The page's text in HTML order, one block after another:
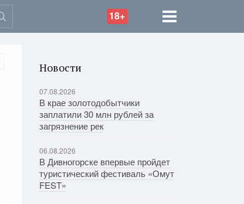
18+
Новости
07.08.2026
В крае золотодобытчики
заплатили 30 млн рублей за
загрязнение рек
06.08.2026
В Дивногорске впервые пройдет
туристический фестиваль «Омут
FEST»